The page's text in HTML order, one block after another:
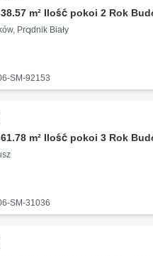
m² Ilość pokoi 2 Rok
Prądnik Biały
SM-92153
m² Ilość pokoi 3 Rok
SM-31036